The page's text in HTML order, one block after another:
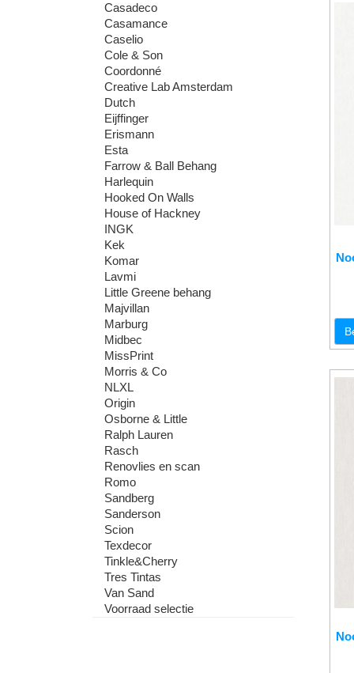
Casadeco
Casamance
Caselio
Cole & Son
Coordonné
Creative Lab Amsterdam
Dutch
Eijffinger
Erismann
Esta
Farrow & Ball Behang
Harlequin
Hooked On Walls
House of Hackney
INGK
Kek
Komar
Lavmi
Little Greene behang
Majvillan
Marburg
Midbec
MissPrint
Morris & Co
NLXL
Origin
Osborne & Little
Ralph Lauren
Rasch
Renovlies en scan
Romo
Sandberg
Sanderson
Scion
Texdecor
Tinkle&Cherry
Tres Tintas
Van Sand
Voorraad selectie